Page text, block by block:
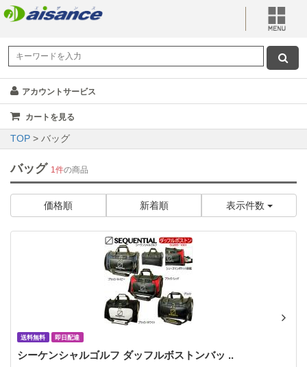
アカウントサービス
カートを見る
TOP > バッグ
バッグ 1件の商品
価格順 新着順 表示件数
送料無料 即日配達
シーケンシャルゴルフ ダッフルボストンバッ ..